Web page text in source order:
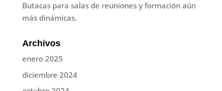
Butacas para salas de reuniones y formación aún
más dinámicas.
Archivos
enero 2025
diciembre 2024